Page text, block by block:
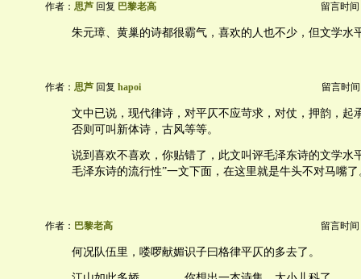
作者： 思芦 回复 巴黎老高 留言时间
朱元璋、黄巢的诗都很霸气，喜欢的人也不少，但文学水
作者： 思芦 回复 hapoi 留言时间
文中已说，现代律诗，对平仄不应苛求，对仗，押韵，起
否则可叫新体诗，古风等等。
说到喜欢不喜欢，你贴错了，此文叫评毛泽东诗的文学水
毛泽东诗的流行性”一文下面，在这里就是牛头不对马嘴了
作者： 巴黎老高 留言时间
何况队伍里，喽啰献媚识子曰格律平仄的多去了。